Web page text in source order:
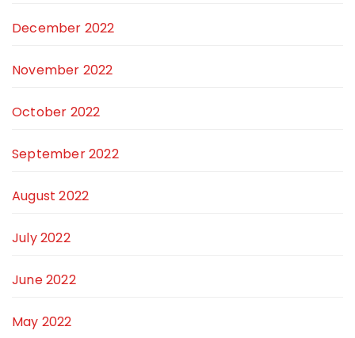
December 2022
November 2022
October 2022
September 2022
August 2022
July 2022
June 2022
May 2022